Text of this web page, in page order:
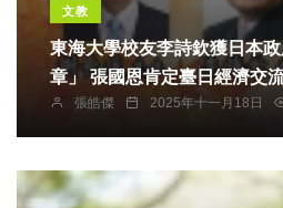
文教
東海大學校友李詩欽獲日本
章」 張國恩肯定臺日經濟
張皓傑 2025年十一月18日